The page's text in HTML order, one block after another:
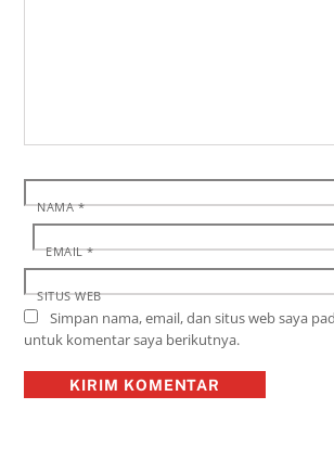
NAMA*
EMAIL*
SITUS WEB
Simpan nama, email, dan situs web saya
untuk komentar saya berikutnya.